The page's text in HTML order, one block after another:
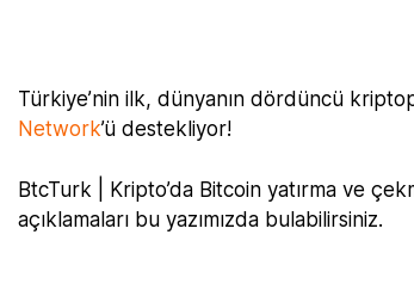
Türkiye’nin ilk, dünyanın dördüncü
Network’ü destekliyor!
BtcTurk | Kripto’da Bitcoin yatırma ve
açıklamaları bu yazımızda bulabilirsiniz.